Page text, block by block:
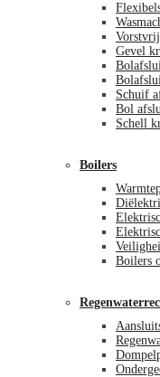
Gevel
Schuif
Bol
Schell
Boilers
Boilers